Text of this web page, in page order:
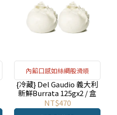
內餡口感如絲綢般滑順
{冷藏} Del Gaudio 義大利
新鮮Burrata 125gx2 / 盒
NT$470